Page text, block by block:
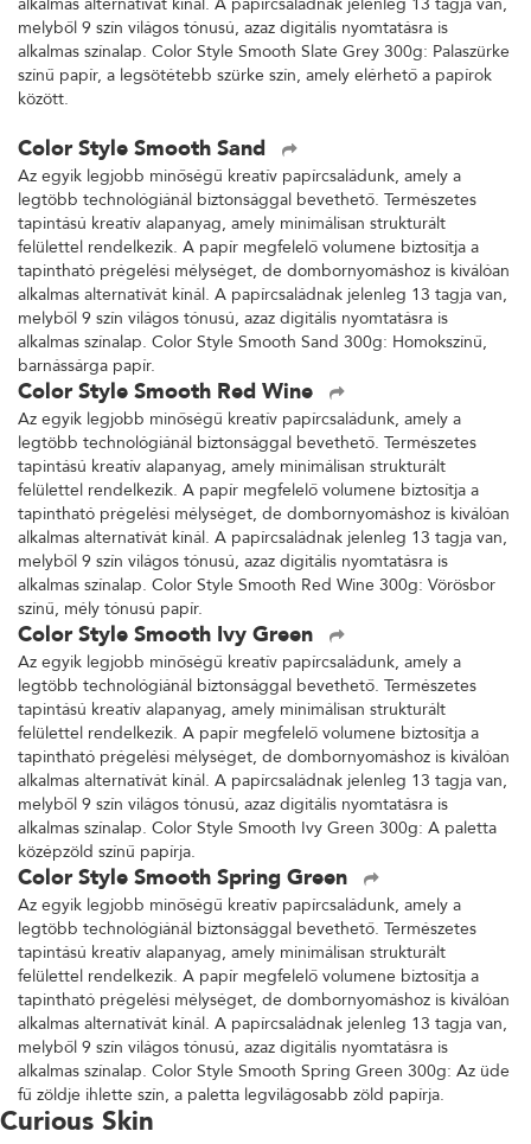
melyből 9 szín világos tónusú, azaz digitális nyomtatásra is
alkalmas színalap. Color Style Smooth Slate Grey 300g: Palaszürke
színű papír, a legsötétebb szürke szín, amely elérhető a papírok
között.
Color Style Smooth Sand
Az egyik legjobb minőségű kreatív papírcsaládunk, amely a
legtöbb technológiánál biztonsággal bevethető. Természetes
tapintású kreatív alapanyag, amely minimálisan strukturált
felülettel rendelkezik. A papír megfelelő volumene biztosítja a
tapintható prégelési mélységet, de dombornyomáshoz is kiválóan
alkalmas alternatívát kínál. A papírcsaládnak jelenleg 13 tagja van,
melyből 9 szín világos tónusú, azaz digitális nyomtatásra is
alkalmas színalap. Color Style Smooth Sand 300g: Homokszínű,
barnássárga papír.
Color Style Smooth Red Wine
Az egyik legjobb minőségű kreatív papírcsaládunk, amely a
legtöbb technológiánál biztonsággal bevethető. Természetes
tapintású kreatív alapanyag, amely minimálisan strukturált
felülettel rendelkezik. A papír megfelelő volumene biztosítja a
tapintható prégelési mélységet, de dombornyomáshoz is kiválóan
alkalmas alternatívát kínál. A papírcsaládnak jelenleg 13 tagja van,
melyből 9 szín világos tónusú, azaz digitális nyomtatásra is
alkalmas színalap. Color Style Smooth Red Wine 300g: Vörösbor
színű, mély tónusú papír.
Color Style Smooth Ivy Green
Az egyik legjobb minőségű kreatív papírcsaládunk, amely a
legtöbb technológiánál biztonsággal bevethető. Természetes
tapintású kreatív alapanyag, amely minimálisan strukturált
felülettel rendelkezik. A papír megfelelő volumene biztosítja a
tapintható prégelési mélységet, de dombornyomáshoz is kiválóan
alkalmas alternatívát kínál. A papírcsaládnak jelenleg 13 tagja van,
melyből 9 szín világos tónusú, azaz digitális nyomtatásra is
alkalmas színalap. Color Style Smooth Ivy Green 300g: A paletta
középzöld színű papírja.
Color Style Smooth Spring Green
Az egyik legjobb minőségű kreatív papírcsaládunk, amely a
legtöbb technológiánál biztonsággal bevethető. Természetes
tapintású kreatív alapanyag, amely minimálisan strukturált
felülettel rendelkezik. A papír megfelelő volumene biztosítja a
tapintható prégelési mélységet, de dombornyomáshoz is kiválóan
alkalmas alternatívát kínál. A papírcsaládnak jelenleg 13 tagja van,
melyből 9 szín világos tónusú, azaz digitális nyomtatásra is
alkalmas színalap. Color Style Smooth Spring Green 300g: Az üde
fű zöldje ihlette szín, a paletta legvilágosabb zöld papírja.
Curious Skin